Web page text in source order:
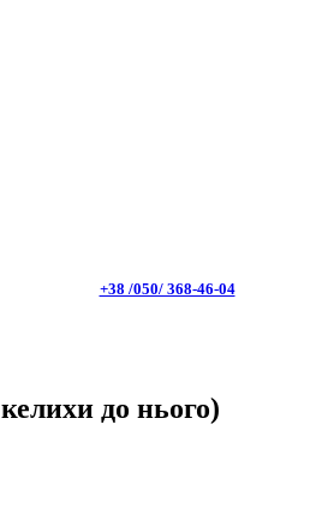
+38 /050/ 368-46-04
до нього)